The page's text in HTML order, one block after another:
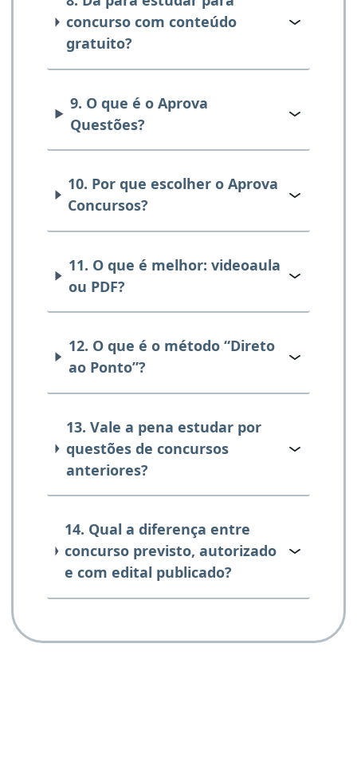
concurso com conteúdo
gratuito?
9. O que é o Aprova
Questões?
10. Por que escolher o Aprova
Concursos?
11. O que é melhor: videoaula
ou PDF?
12. O que é o método “Direto
ao Ponto”?
13. Vale a pena estudar por
questões de concursos
anteriores?
14. Qual a diferença entre
concurso previsto, autorizado
e com edital publicado?